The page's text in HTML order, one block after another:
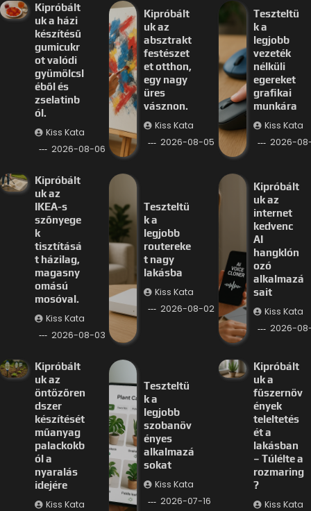
Kipróbált
uk a házi
készítésű
gumicukr
ot valódi
gyümölcsl
éből és
zselatinb
ól.
Kiss Kata
2026-08-06
Kipróbált
uk az
absztrakt
festészet
et otthon,
egy nagy
üres
vásznon.
Kiss Kata
2026-08-05
Teszteltü
k a
legjobb
vezeték
nélküli
egereket
grafikai
munkára
Kiss Kata
2026-
Kipróbált
uk az
IKEA-s
szőnyege
k
tisztításá
t házilag,
magasny
omású
mosóval.
Kiss Kata
2026-08-03
Teszteltü
k a
legjobb
routereke
t nagy
lakásba
Kiss Kata
2026-08-02
Kipróbált
uk az
internet
kedvenc
AI
hangklón
ozó
alkalmazá
sait
Kiss Kata
2026-
Kipróbált
uk az
öntözőren
dszer
készítését
műanyag
palackokb
ól a
nyaralás
idejére
Kiss Kata
Teszteltü
k a
legjobb
szobanöv
ényes
alkalmazá
sokat
Kiss Kata
2026-07-16
Kipróbált
uk a
fűszernöv
ények
teleltetés
ét a
lakásban
– Túlélte a
rozmaring
?
Kiss Kata